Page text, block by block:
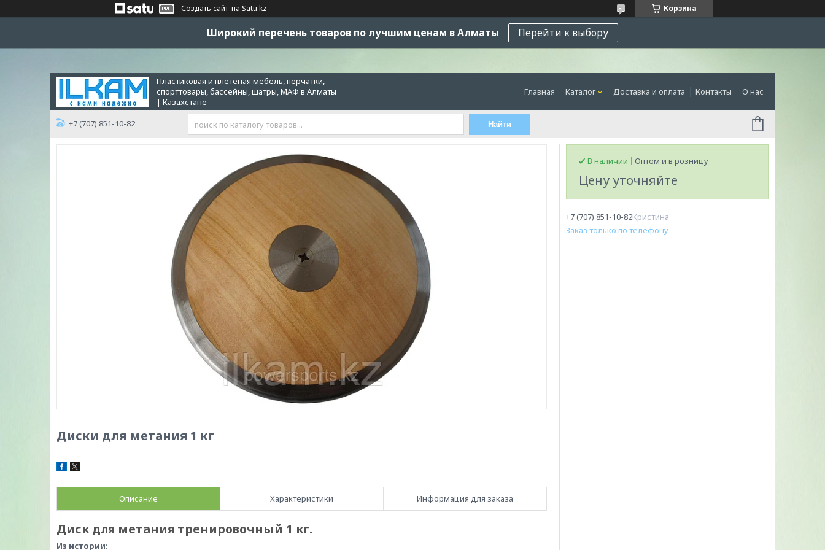
Создать сайт на Satu.kz Корзина
Широкий перечень товаров по лучшим ценам в Алматы Перейти к выбору
Пластиковая и плетёная мебель, перчатки,
спорттовары, бассейны, шатры, МАФ в Алматы
| Казахстане
Главная Каталог Доставка и оплата Контакты О нас
+7 (707) 851-10-82 Найти
Диски для метания 1 кг
Описание Характеристики Информация для заказа
Диск для метания тренировочный 1 кг.
Из истории:
В наличии Оптом и в розницу
Цену уточняйте
+7 (707) 851-10-82Кристина
Заказ только по телефону